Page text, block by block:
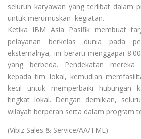
seluruh karyawan yang terlibat dalam
untuk merumuskan kegiatan.
Ketika IBM Asia Pasifik membuat
pelayanan berkelas dunia pada
eksternalnya, ini berarti menggapai
yang berbeda. Pendekatan mereka
kepada tim lokal, kemudian
kecil untuk memperbaiki hubungan
tingkat lokal. Dengan demikian,
wilayah berperan serta dalam program
(Vibiz Sales & Service/AA/TML)